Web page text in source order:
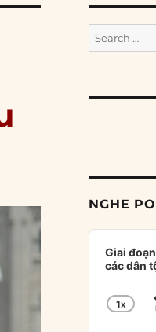
Search
for:
NGHE
Audio
Player
Giai
các dân
1X